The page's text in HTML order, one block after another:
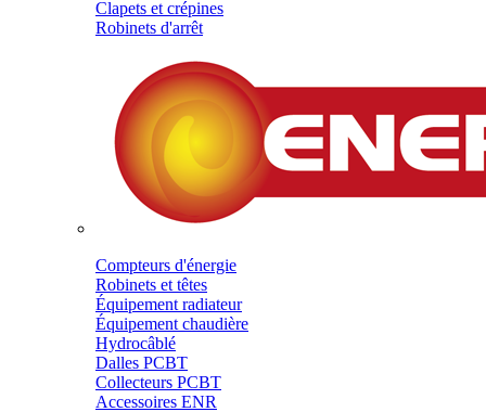
Clapets et crépines
Robinets d'arrêt
Compteurs d'énergie
Robinets et têtes
Équipement radiateur
Équipement chaudière
Hydrocâblé
Dalles PCBT
Collecteurs PCBT
Accessoires ENR